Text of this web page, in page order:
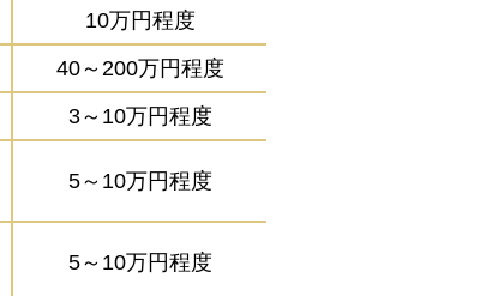
10万円程度
40～200万円程度
3～10万円程度
5～10万円程度
5～10万円程度